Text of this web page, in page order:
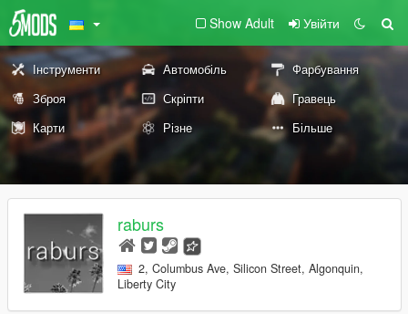
Show Adult Увійти
Інструменти Автомобіль
Фарбування
Зброя
Скріпти
Гравець
Карти
Різне Більше
raburs
2, Columbus Ave, Silicon Street, Algonquin,
Liberty City